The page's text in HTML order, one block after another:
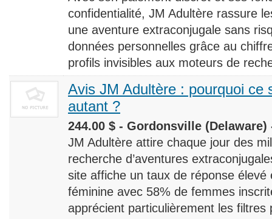
confidentialité, JM Adultère rassure
une aventure extraconjugale sans
données personnelles grâce au
profils invisibles aux moteurs de
Avis JM Adultère : pourquoi ce
autant ?
244.00 $ - Gordonsville (Delaware)
JM Adultère attire chaque jour des
recherche d’aventures
site affiche un taux de réponse
féminine avec 58% de femmes
apprécient particulièrement les filtres